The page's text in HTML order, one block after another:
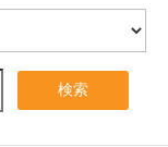
検索